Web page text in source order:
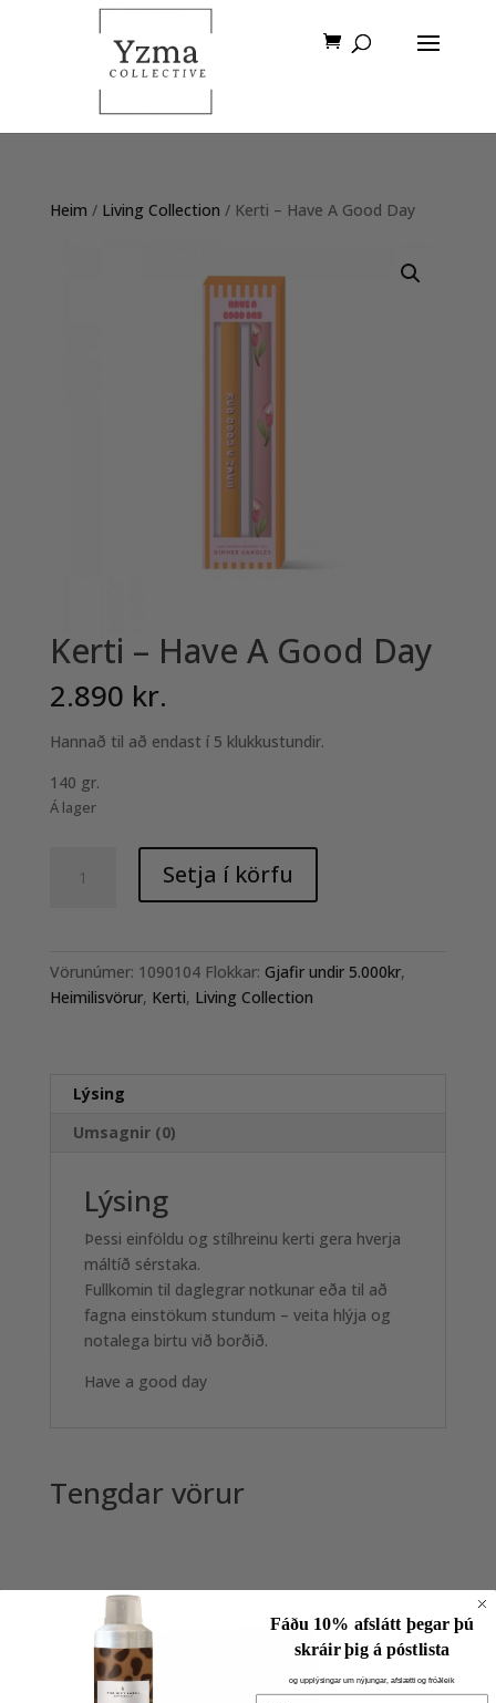
Heim / Living Collection / Kerti – Have A Good Day
Kerti – Have A Good Day
2.890 kr.
Hannað til að endast í 5 klukkustundir.
140 gr.
Á lager
Day
Setja í körfu
Vörunúmer: 1090104 Flokkar: Gjafir undir 5.000kr,
Heimilisvörur, Kerti, Living Collection
Lýsing
Umsagnir (0)
Lýsing
Þessi einföldu og stílhreinu kerti gera hverja
máltíð sérstaka.
Fullkomin til daglegrar notkunar eða til að
fagna einstökum stundum – veita hlýja og
notalega birtu við borðið.
Have a good day
Tengdar vörur
Fáðu 10% afslátt þegar þú
skráir þig á póstlista
og upplýsingar um nýjungar, afslætti og fróðleik
Email